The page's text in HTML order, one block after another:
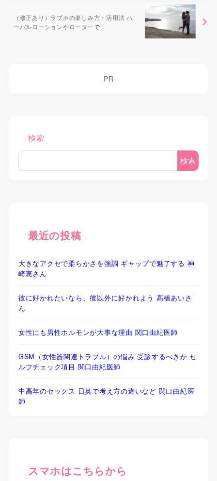
（修正あり）ラブホの楽しみ方・活用法 ハ
ーバルローションやローターで
PR
検索
検索
最近の投稿
大きなアクセで柔らかさを強調 ギャップで魅了する 神
崎恵さん
彼に好かれたいなら、彼以外に好かれよう 高橋あいさ
ん
女性にも男性ホルモンが大事な理由 関口由紀医師
GSM（女性器関連トラブル）の悩み 受診するべきか セ
ルフチェック項目 関口由紀医師
中高年のセックス 日英で考え方の違いなど 関口由紀医
師
スマホはこちらから